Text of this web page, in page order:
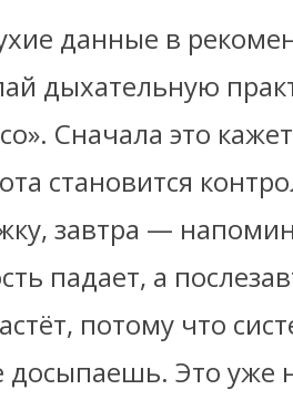
данные в
дыхательную
Сначала это
становится
завтра —
падает, а
потому что
Это уже